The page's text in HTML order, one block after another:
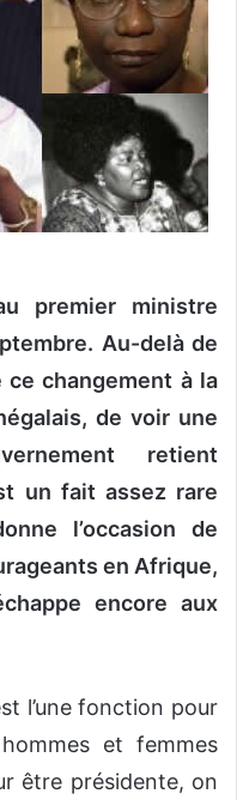
premier ministre
Au-delà de
ce changement à la
de voir une
retient
un fait assez rare
l’occasion de
en Afrique,
encore aux
l’une fonction pour
et femmes
être présidente, on